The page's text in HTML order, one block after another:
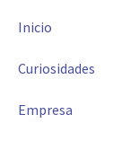
Inicio
Curiosidades
Empresa